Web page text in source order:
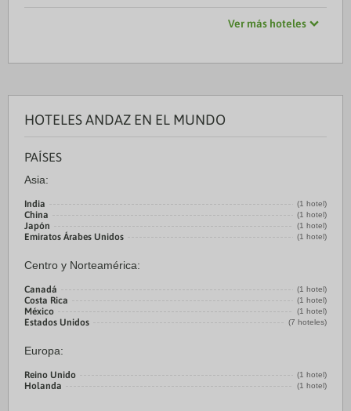
Ver más hoteles
HOTELES ANDAZ EN EL MUNDO
PAÍSES
Asia:
India (1 hotel)
China (1 hotel)
Japón (1 hotel)
Emiratos Árabes Unidos (1 hotel)
Centro y Norteamérica:
Canadá (1 hotel)
Costa Rica (1 hotel)
México (1 hotel)
Estados Unidos (7 hoteles)
Europa:
Reino Unido (1 hotel)
Holanda (1 hotel)